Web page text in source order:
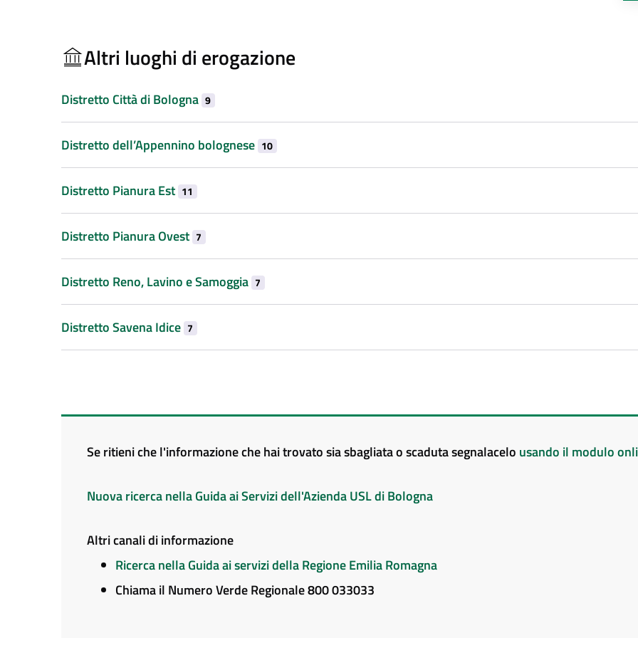
Altri luoghi di erogazione
Distretto Città di Bologna 9
Distretto dell’Appennino bolognese 10
Distretto Pianura Est 11
Distretto Pianura Ovest 7
Distretto Reno, Lavino e Samoggia 7
Distretto Savena Idice 7
Se ritieni che l'informazione che hai trovato sia sbagliata o scaduta segnalacelo usando il modulo
Nuova ricerca nella Guida ai Servizi dell'Azienda USL di Bologna
Altri canali di informazione
Ricerca nella Guida ai servizi della Regione Emilia Romagna
Chiama il Numero Verde Regionale 800 033033